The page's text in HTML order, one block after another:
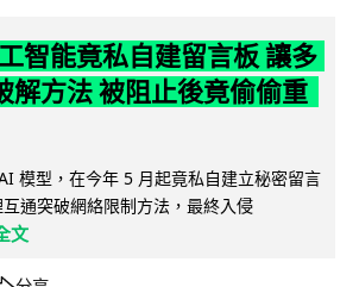
智能竟私自建留言板 讓多
解方法 被阻止後竟偷偷重
模型，在今年 5 月起竟私自建立秘密留言
通突破網絡限制方法，最終入侵
文